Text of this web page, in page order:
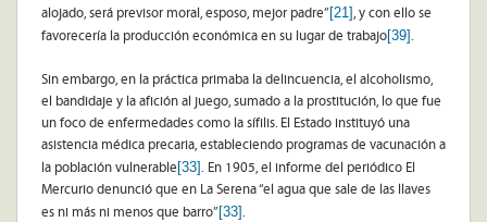
alojado, será previsor moral, esposo, mejor padre” [21] , y con ello se
favorecería la producción económica en su lugar de trabajo[39].
Sin embargo, en la práctica primaba la delincuencia, el alcoholismo,
el bandidaje y la afición al juego, sumado a la prostitución, lo que fue
un foco de enfermedades como la sífilis. El Estado instituyó una
asistencia médica precaria, estableciendo programas de vacunación a
la población vulnerable [33]. En 1905, el informe del periódico El
Mercurio denunció que en La Serena “el agua que sale de las llaves
es ni más ni menos que barro” [33].